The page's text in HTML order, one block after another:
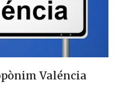
Valéncia